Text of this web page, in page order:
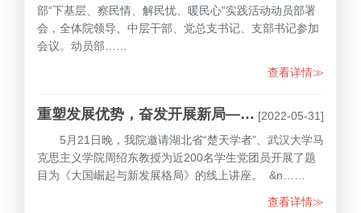
部“下基层、察民情、解民忧、暖民心”实践活动动员部署
会，全体院领导、中层干部、党总支书记、支部书记参加
会议。动员部……
查看详情≫
[2022-05-31]
重塑发展优势，奋发开展新局—口腔医学院2022年度党史学习分享会第四期顺利召开
5月21日晚，我院邀请湖北省“楚天学者”、武汉大学马
克思主义学院周绍东教授为近200名学生党团员开展了题
目为《大国崛起与新发展格局》的线上讲座。 &n……
查看详情≫